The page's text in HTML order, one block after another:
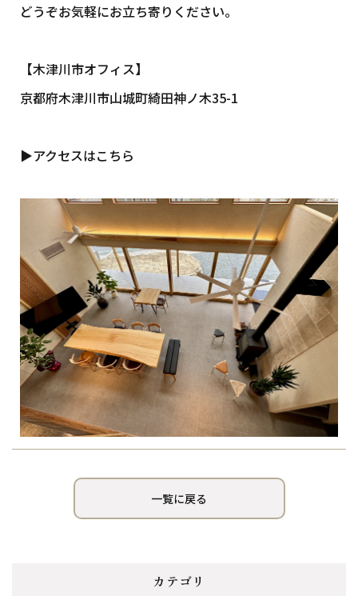
どうぞお気軽にお立ち寄りください。
【木津川市オフィス】
京都府木津川市山城町綺田神ノ木35-1
▶アクセスはこちら
一覧に戻る
カテゴリ